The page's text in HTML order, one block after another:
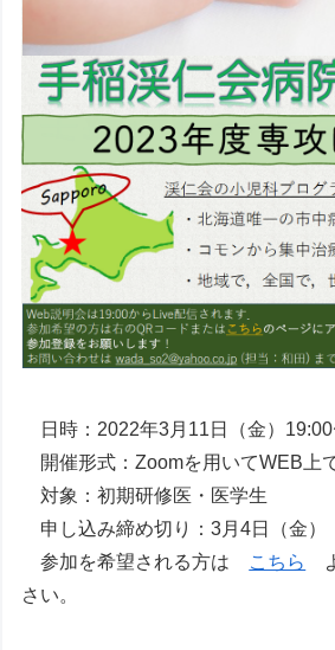
日時：2022年3月11日（金）19:00
開催形式：Zoomを用いてWEB上
対象：初期研修医・医学生
申し込み締め切り：3月4日（金）
参加を希望される方は
こちら
さい。